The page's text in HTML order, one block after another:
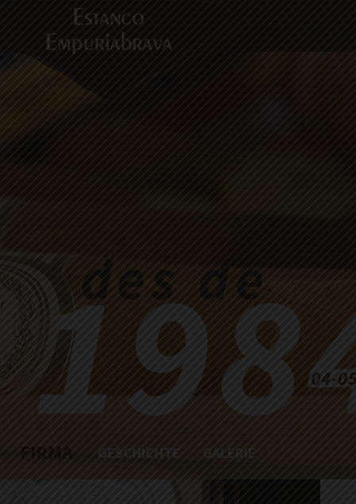
FIRMA GESCHICHTE GALERIE